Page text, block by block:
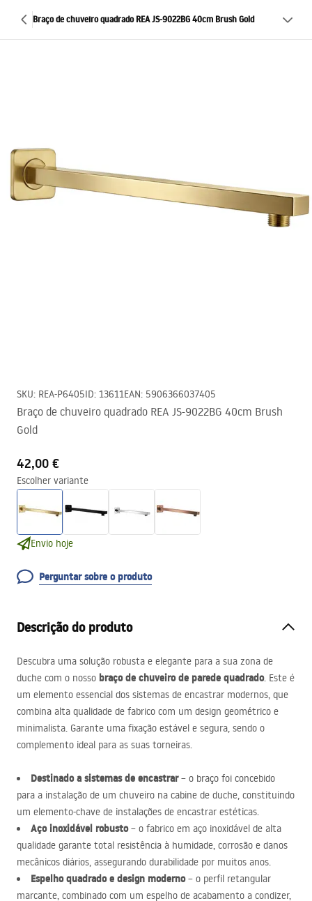
Braço de chuveiro quadrado REA JS-9022BG 40cm Brush Gold
SKU: REA-P6405ID: 13611EAN: 5906366037405
Braço de chuveiro quadrado REA JS-9022BG 40cm Brush
Gold
42,00 €
Escolher variante
Envio hoje
Perguntar sobre o produto
Descrição do produto
Descubra uma solução robusta e elegante para a sua zona de
duche com o nosso braço de chuveiro de parede quadrado. Este é
um elemento essencial dos sistemas de encastrar modernos, que
combina alta qualidade de fabrico com um design geométrico e
minimalista. Garante uma fixação estável e segura, sendo o
complemento ideal para as suas torneiras.
Destinado a sistemas de encastrar– o braço foi concebido
para a instalação de um chuveiro na cabine de duche, constituindo
um elemento-chave de instalações de encastrar estéticas.
Aço inoxidável robusto– o fabrico em aço inoxidável de alta
qualidade garante total resistência à humidade, corrosão e danos
mecânicos diários, assegurando durabilidade por muitos anos.
Espelho quadrado e design moderno– o perfil retangular
marcante, combinado com um espelho de acabamento a condizer,